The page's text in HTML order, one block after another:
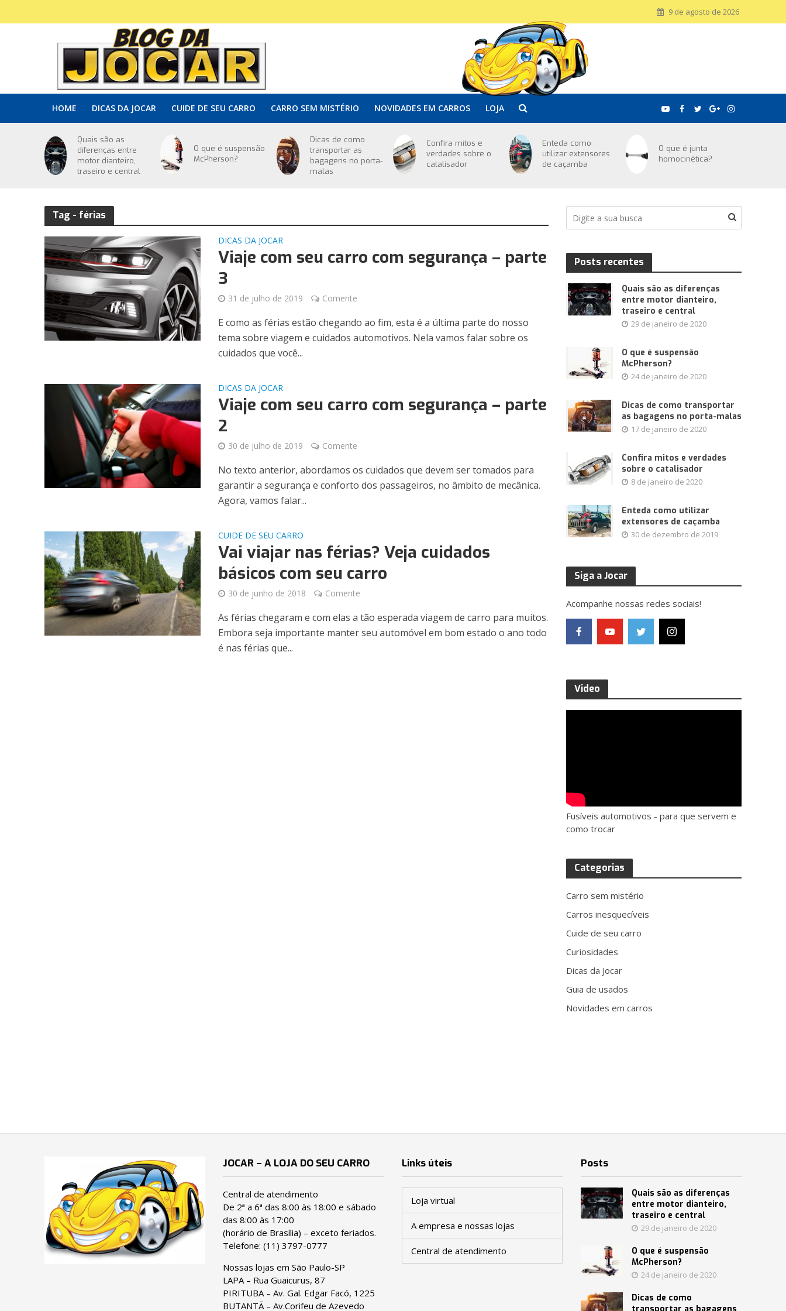
9 de agosto de 2026
HOME DICAS DA JOCAR CUIDE DE SEU CARRO CARRO SEM MISTÉRIO NOVIDADES EM CARROS LOJA
Quais são as
diferenças entre
motor dianteiro,
traseiro e central
O que é suspensão
McPherson?
Dicas de como
transportar as
bagagens no porta-
malas
Confira mitos e
verdades sobre o
catalisador
Enteda como
utilizar extensores
de caçamba
O que é junta
homocinética?
Tag - férias
DICAS DA JOCAR
Viaje com seu carro com segurança – parte
3
31 de julho de 2019 Comente
E como as férias estão chegando ao fim, esta é a última parte do nosso
tema sobre viagem e cuidados automotivos. Nela vamos falar sobre os
cuidados que você...
DICAS DA JOCAR
Viaje com seu carro com segurança – parte
2
30 de julho de 2019 Comente
No texto anterior, abordamos os cuidados que devem ser tomados para
garantir a segurança e conforto dos passageiros, no âmbito de mecânica.
Agora, vamos falar...
CUIDE DE SEU CARRO
Vai viajar nas férias? Veja cuidados
básicos com seu carro
30 de junho de 2018 Comente
As férias chegaram e com elas a tão esperada viagem de carro para muitos.
Embora seja importante manter seu automóvel em bom estado o ano todo
é nas férias que...
Posts recentes
Quais são as diferenças
entre motor dianteiro,
traseiro e central
29 de janeiro de 2020
O que é suspensão
McPherson?
24 de janeiro de 2020
Dicas de como transportar
as bagagens no porta-malas
17 de janeiro de 2020
Confira mitos e verdades
sobre o catalisador
8 de janeiro de 2020
Enteda como utilizar
extensores de caçamba
30 de dezembro de 2019
Siga a Jocar
Acompanhe nossas redes sociais!
Video
Fusíveis automotivos - para que servem e
como trocar
Categorias
Carro sem mistério
Carros inesquecíveis
Cuide de seu carro
Curiosidades
Dicas da Jocar
Guia de usados
Novidades em carros
JOCAR – A LOJA DO SEU CARRO
Central de atendimento
De 2ª a 6ª das 8:00 às 18:00 e sábado
das 8:00 às 17:00
(horário de Brasília) – exceto feriados.
Telefone:(11) 3797-0777
Nossas lojas em São Paulo-SP
LAPA – Rua Guaicurus, 87
PIRITUBA – Av. Gal. Edgar Facó, 1225
BUTANTÃ – Av.Corifeu de Azevedo
Links úteis
Loja virtual
A empresa e nossas lojas
Central de atendimento
Posts
Quais são as diferenças
entre motor dianteiro,
traseiro e central
29 de janeiro de 2020
O que é suspensão
McPherson?
24 de janeiro de 2020
Dicas de como